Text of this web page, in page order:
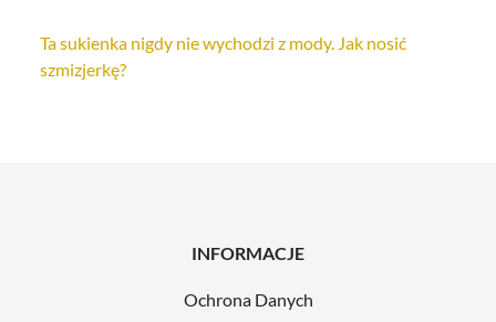
Ta sukienka nigdy nie wychodzi z mody. Jak nosić
szmizjerkę?
INFORMACJE
Ochrona Danych